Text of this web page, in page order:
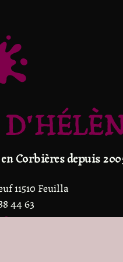
Corbières depuis
11510 Feuilla
44 63
Contact